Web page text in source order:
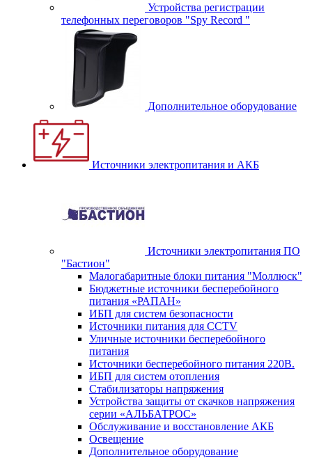
Устройства регистрации
телефонных переговоров "Spy Record "
Дополнительное оборудование
Источники электропитания и АКБ
Источники электропитания ПО
"Бастион"
Малогабаритные блоки питания "Моллюск"
Бюджетные источники бесперебойного
питания «РАПАН»
ИБП для систем безопасности
Источники питания для CCTV
Уличные источники бесперебойного
питания
Источники бесперебойного питания 220В.
ИБП для систем отопления
Стабилизаторы напряжения
Устройства защиты от скачков напряжения
серии «АЛЬБАТРОС»
Обслуживание и восстановление АКБ
Освещение
Дополнительное оборудование